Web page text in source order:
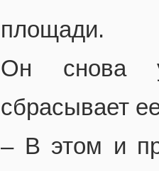
площади.
Он снова
сбрасывает
– В этом и